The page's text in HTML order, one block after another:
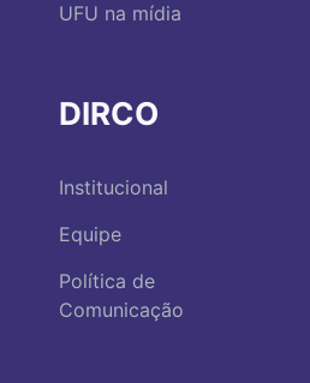
UFU na mídia
DIRCO
Institucional
Equipe
Política de
Comunicação